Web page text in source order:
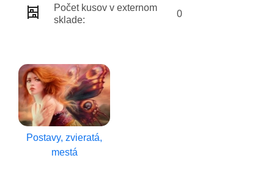
Počet kusov v externom
sklade:
0
Postavy, zvieratá,
mestá